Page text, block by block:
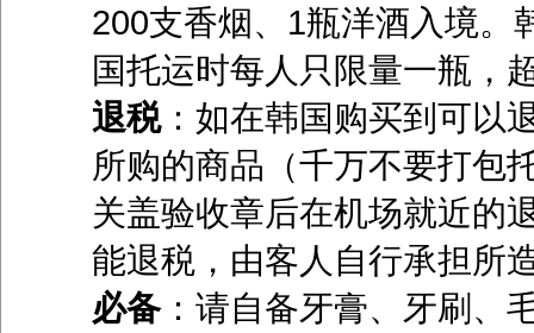
200支香烟、1瓶洋酒入境。
国托运时每人只限量一瓶，
退税：如在韩国购买到可以
所购的商品（千万不要打包
关盖验收章后在机场就近的
能退税，由客人自行承担所
必备：请自备牙膏、牙刷、